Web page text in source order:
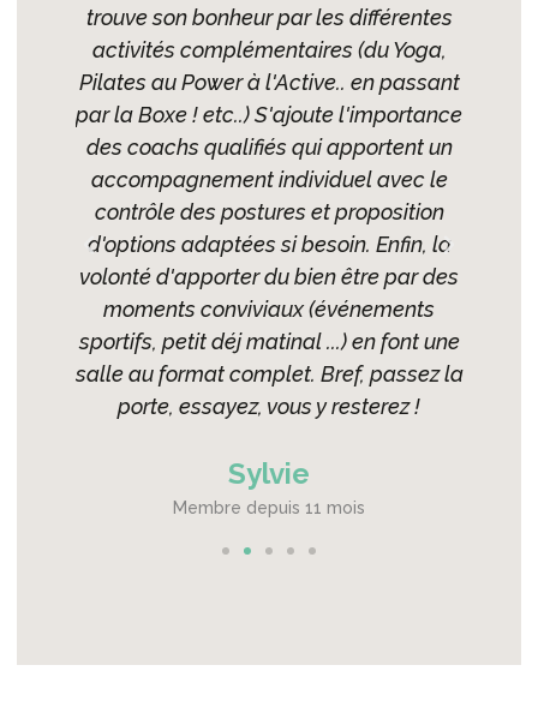
trouve son bonheur par les différentes
activités complémentaires (du Yoga,
Pilates au Power à l'Active.. en passant
par la Boxe ! etc..) S'ajoute l'importance
des coachs qualifiés qui apportent un
accompagnement individuel avec le
contrôle des postures et proposition
d'options adaptées si besoin. Enfin, la
volonté d'apporter du bien être par des
moments conviviaux (événements
sportifs, petit déj matinal ...) en font une
salle au format complet. Bref, passez la
porte, essayez, vous y resterez !
Sylvie
Membre depuis 11 mois